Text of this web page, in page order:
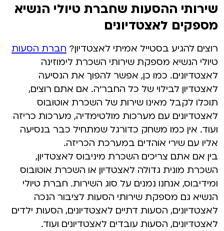
שירותי ההסעות שחברת טיולי הנשיא
מספקים לאצטדיונים
רוצים להגיע בסטייל אמיתי לאצטדיון? חברת הסעות
טיולי הנשיא מספקת שירותי השכרת לימוזינה
לאצטדיונים. כמו כן, אפשר להפוך את הנסיעה
לאצטדיון לבילוי של כל החבר'ה. אם אתם רוצים,
תוכלו לקבל מאינו שירות של השכרת אוטובוס
לאצטדיונים עם מערכות מולטימדיה, מערכות כריזה
ועוד. אין כמו משחק כדורגל שמתחיל כבר בנסיעה
אליו עם שירי אוהדים במערכת הכריזה.
בין אם אתם צריכים השכרת מיניבוס לאצטדיון,
השכרת מונית גדולה לאצטדיון או השכרת אוטובוס
ומידיבוס, אנחנו נמנים על סוג השירות. חברת טיולי
הנשיא גם מספקת שירותי הסעות לציבור הנכה
לאצטדיונים, הסעות דתיים לאצטדיונים, הסעות ילדים
לאצטדיונים, הסעות עובדים לאצטדיונים ועוד.